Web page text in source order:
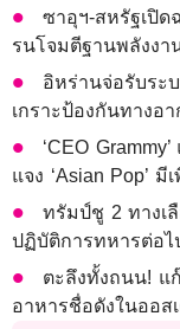
ซาอุฯ-สหรัฐเปิ
รนโจมตีฐานพลังงา
อิหร่านจ่อรับระ
เกราะป้องกันทางอ
‘CEO
แจง ‘Asian Pop’
ทรัมป์ชู 2 ทางเ
ปฏิบัติการทหารต่อไ
ตะลึงทั้งถนน! แ
อาหารชื่อดังในออสเ